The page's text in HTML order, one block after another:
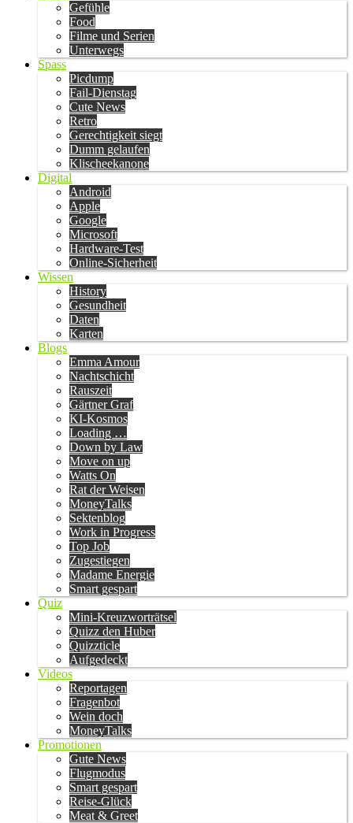
Gefühle
Food
Filme und Serien
Unterwegs
Spass
Picdump
Fail-Dienstag
Cute News
Retro
Gerechtigkeit siegt
Dumm gelaufen
Klischeekanone
Digital
Android
Apple
Google
Microsoft
Hardware-Test
Online-Sicherheit
Wissen
History
Gesundheit
Daten
Karten
Blogs
Emma Amour
Nachtschicht
Rauszeit
Gärtner Graf
KI-Kosmos
Loading …
Down by Law
Move on up
Watts On
Rat der Weisen
MoneyTalks
Sektenblog
Work in Progress
Top Job
Zugestiegen
Madame Energie
Smart gespart
Quiz
Mini-Kreuzworträtsel
Quizz den Huber
Quizzticle
Aufgedeckt
Videos
Reportagen
Fragenbot
Wein doch
MoneyTalks
Promotionen
Gute News
Flugmodus
Smart gespart
Reise-Glück
Meat & Greet